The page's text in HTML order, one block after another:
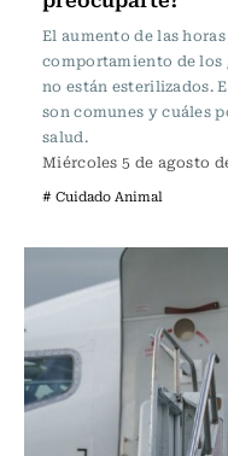
El aumento de las
comportamiento de los
no están esterilizados.
son comunes y cuáles
salud.
Miércoles 5 de agosto
# Cuidado Animal